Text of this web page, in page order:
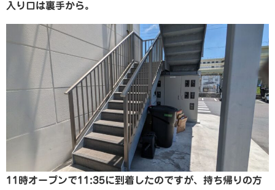
入り口は裏手から。
11時オープンで11:35に到着したのですが、持ち帰りの方